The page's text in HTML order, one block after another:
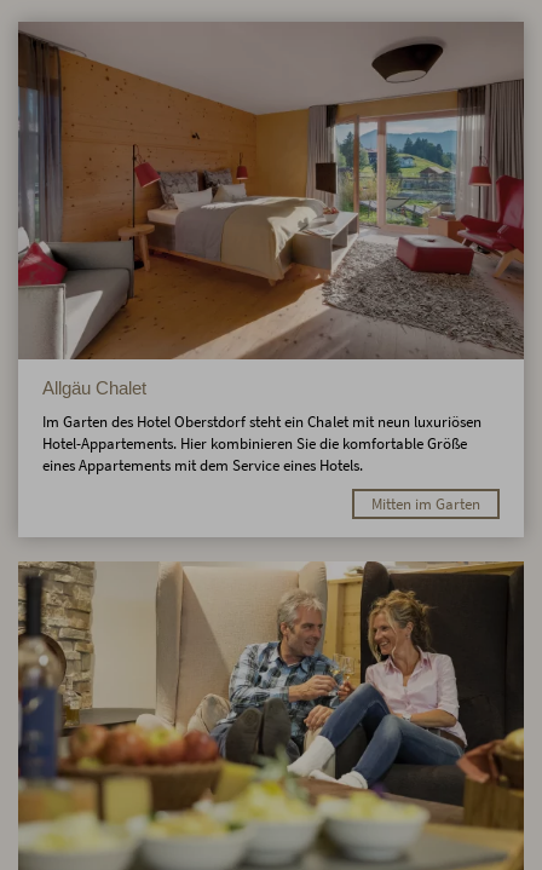
Allgäu Chalet
Im Garten des Hotel Oberstdorf steht ein Chalet mit neun luxuriösen
Hotel-Appartements. Hier kombinieren Sie die komfortable Größe
eines Appartements mit dem Service eines Hotels.
Mitten im Garten